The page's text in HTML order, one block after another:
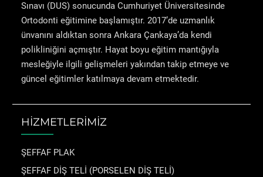
Sınavı (DUS) sonucunda Cumhuriyet Üniversitesinde
Ortodonti eğitimine başlamıştır. 2017’de uzmanlık
ünvanını aldıktan sonra Ankara Çankaya’da kendi
polikliniğini açmıştır. Hayat boyu eğitim mantığıyla
mesleğiyle ilgili gelişmeleri yakından takip etmeye ve
güncel eğitimler katılmaya devam etmektedir.
HİZMETLERİMİZ
ŞEFFAF PLAK
ŞEFFAF DİŞ TELİ (PORSELEN DİŞ TELİ)